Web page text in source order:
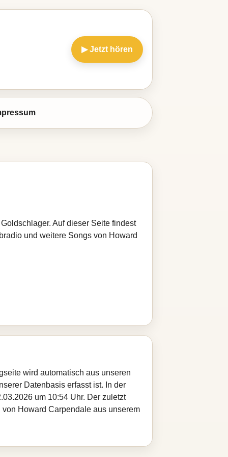
▶ Jetzt hören
Auf dieser Seite findest
und weitere Songs von Howard
wird automatisch aus unseren
Datenbasis erfasst ist. In der
um 10:54 Uhr. Der zuletzt
Howard Carpendale aus unserem